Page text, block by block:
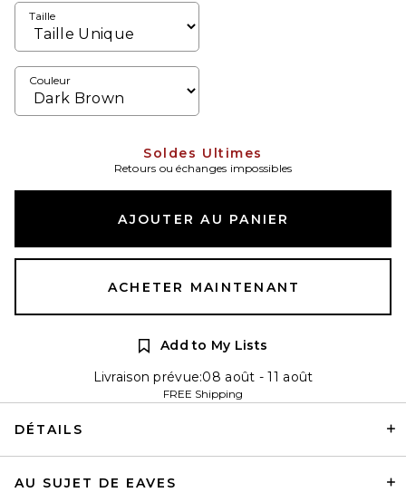
Taille
Couleur
Soldes Ultimes
Retours ou échanges impossibles
AJOUTER AU PANIER
ACHETER MAINTENANT
Add to My Lists
Livraison prévue:08 août - 11 août
FREE Shipping
DÉTAILS
AU SUJET DE EAVES